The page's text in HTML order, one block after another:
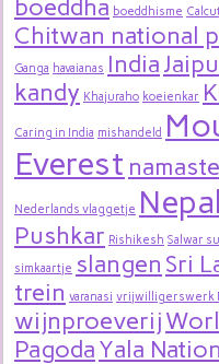
boeddha boeddhisme
Chitwan national
Ganga havaianas India
kandy Khajuraho koeienkar
Caring in India mishandeld
Everest namaste
Nederlands vlaggetje Nepal
Pushkar Rishikesh Salwar
simkaartje slangen Sri
trein varanasi vrijwilligerswerk
wijnproeverij
PagodaYala